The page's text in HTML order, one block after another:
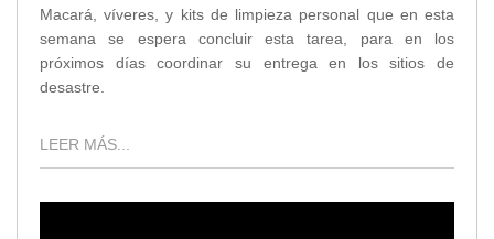
Macará, víveres, y kits de limpieza personal que en esta
semana se espera concluir esta tarea, para en los
próximos días coordinar su entrega en los sitios de
desastre.
LEER MÁS...